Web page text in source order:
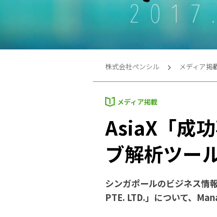
株式会社ペンシル メディア掲
メディア掲載
AsiaX「成
ブ解析ツー
シンガポールのビジネス情
PTE. LTD.」について、